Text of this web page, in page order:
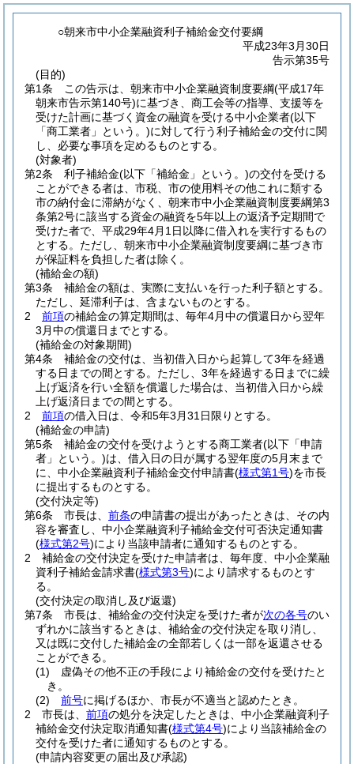
○朝来市中小企業融資利子補給金交付要綱
平成23年3月30日
告示第35号
(目的)
第1条
この告示は、朝来市中小企業融資制度要綱(平成17年
朝来市告示第140号)に基づき、商工会等の指導、支援等を
受けた計画に基づく資金の融資を受ける中小企業者(以下
「商工業者」という。)に対して行う利子補給金の交付に関
し、必要な事項を定めるものとする。
(対象者)
第2条
利子補給金(以下「補給金」という。)の交付を受ける
ことができる者は、市税、市の使用料その他これに類する
市の納付金に滞納がなく、朝来市中小企業融資制度要綱第3
条第2号に該当する資金の融資を5年以上の返済予定期間で
受けた者で、平成29年4月1日以降に借入れを実行するもの
とする。 ただし、朝来市中小企業融資制度要綱に基づき市
が保証料を負担した者は除く。
(補給金の額)
第3条
補給金の額は、実際に支払いを行った利子額とする。
ただし、延滞利子は、含まないものとする。
2
前項の補給金の算定期間は、毎年4月中の償還日から翌年
3月中の償還日までとする。
(補給金の対象期間)
第4条
補給金の交付は、当初借入日から起算して3年を経過
する日までの間とする。 ただし、3年を経過する日までに繰
上げ返済を行い全額を償還した場合は、当初借入日から繰
上げ返済日までの間とする。
2
前項の借入日は、令和5年3月31日限りとする。
(補給金の申請)
第5条
補給金の交付を受けようとする商工業者(以下「申請
者」という。)は、借入日の日が属する翌年度の5月末まで
に、中小企業融資利子補給金交付申請書(様式第1号)を市長
に提出するものとする。
(交付決定等)
第6条
市長は、 前条の申請書の提出があったときは、その内
容を審査し、中小企業融資利子補給金交付可否決定通知書
(様式第2号)により当該申請者に通知するものとする。
2
補給金の交付決定を受けた申請者は、毎年度、中小企業融
資利子補給金請求書(様式第3号)により請求するものとす
る。
(交付決定の取消し及び返還)
第7条
市長は、補給金の交付決定を受けた者が次の各号のい
ずれかに該当するときは、補給金の交付決定を取り消し、
又は既に交付した補給金の全部若しくは一部を返還させる
ことができる。
(1)
虚偽その他不正の手段により補給金の交付を受けたと
き。
(2)
前号に掲げるほか、市長が不適当と認めたとき。
2
市長は、 前項の処分を決定したときは、中小企業融資利子
補給金交付決定取消通知書(様式第4号)により当該補給金の
交付を受けた者に通知するものとする。
(申請内容変更の届出及び承認)